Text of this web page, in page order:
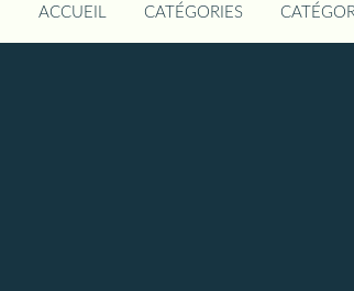
ACCUEIL CATÉGORIES